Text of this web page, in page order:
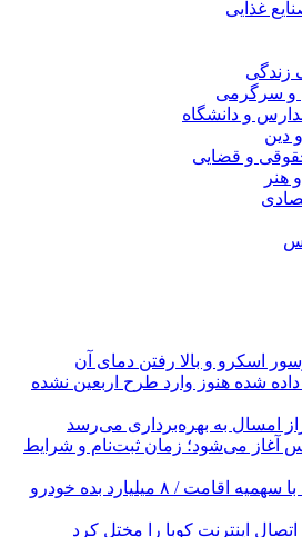
غذایی
زندگی
و سرگرمی
و دانشگاه
دین
و قضایی
هنر
اسکرو و بالا رفتن دمای آن
داده شده هنوز وارد طرح اربعین نشده
امسال به بهره‌برداری می‌رسد
آغاز می‌شود؛ زمان ثبت‌نام و شرایط
کاسبی خارج‌نشین‌ها با سهمیه اقامت / ۸ میلیارد بده خودرو
اینترنت کوبا را مختل کرد